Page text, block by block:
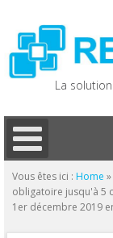
La
Vous êtes ici : Home »
obligatoire jusqu'à 5
1er décembre 2019